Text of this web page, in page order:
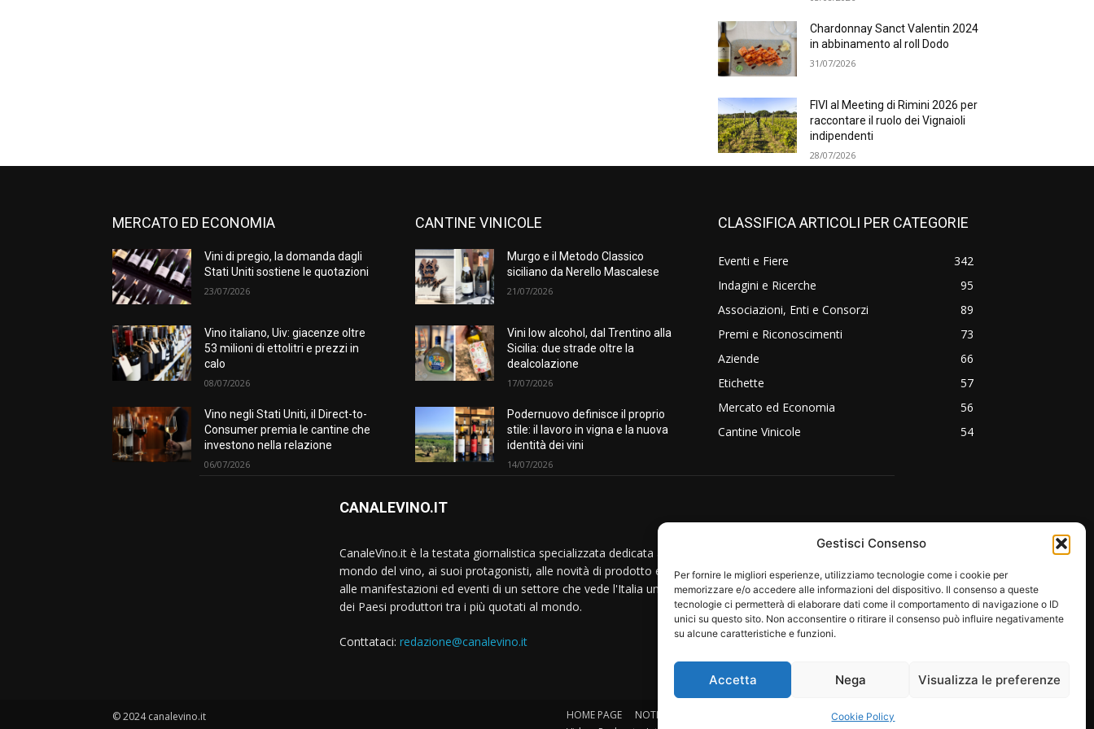
Gestisci Consenso
Per fornire le migliori esperienze, utilizziamo tecnologie come i cookie per
memorizzare e/o accedere alle informazioni del dispositivo. Il consenso a queste
tecnologie ci permetterà di elaborare dati come il comportamento di navigazione o ID
unici su questo sito. Non acconsentire o ritirare il consenso può influire negativamente
su alcune caratteristiche e funzioni.
Accetta Nega Visualizza le preferenze
Cookie Policy
Chardonnay Sanct Valentin 2024
in abbinamento al roll Dodo
31/07/2026
FIVI al Meeting di Rimini 2026 per
raccontare il ruolo dei Vignaioli
indipendenti
28/07/2026
MERCATO ED ECONOMIA
Vini di pregio, la domanda dagli
Stati Uniti sostiene le quotazioni
23/07/2026
Vino italiano, Uiv: giacenze oltre
53 milioni di ettolitri e prezzi in
calo
08/07/2026
Vino negli Stati Uniti, il Direct-to-
Consumer premia le cantine che
investono nella relazione
06/07/2026
CANTINE VINICOLE
Murgo e il Metodo Classico
siciliano da Nerello Mascalese
21/07/2026
Vini low alcohol, dal Trentino alla
Sicilia: due strade oltre la
dealcolazione
17/07/2026
Podernuovo definisce il proprio
stile: il lavoro in vigna e la nuova
identità dei vini
14/07/2026
CLASSIFICA ARTICOLI PER CATEGORIE
Eventi e Fiere
342
Indagini e Ricerche
95
Associazioni, Enti e Consorzi
89
Premi e Riconoscimenti
73
Aziende
66
Etichette
57
Mercato ed Economia
56
Cantine Vinicole
54
CANALEVINO.IT
CanaleVino.it è la testata giornalistica specializzata dedicata al
mondo del vino, ai suoi protagonisti, alle novità di prodotto e
alle manifestazioni ed eventi di un settore che vede l'Italia uno
dei Paesi produttori tra i più quotati al mondo.
Conttataci: redazione@canalevino.it
© 2024 canalevino.it HOME PAGE NOTIZIE
EMOZIONI